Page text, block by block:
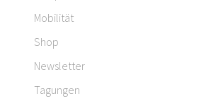
Mobilität
Shop
Newsletter
Tagungen